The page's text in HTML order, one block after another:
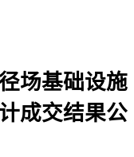
场基础设施
成交结果公